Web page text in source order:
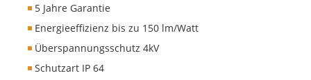
5 Jahre Garantie
Energieeffizienz bis zu 150 lm/Watt
Überspannungsschutz 4kV
Schutzart IP 64
LED Retrofit Ilumina